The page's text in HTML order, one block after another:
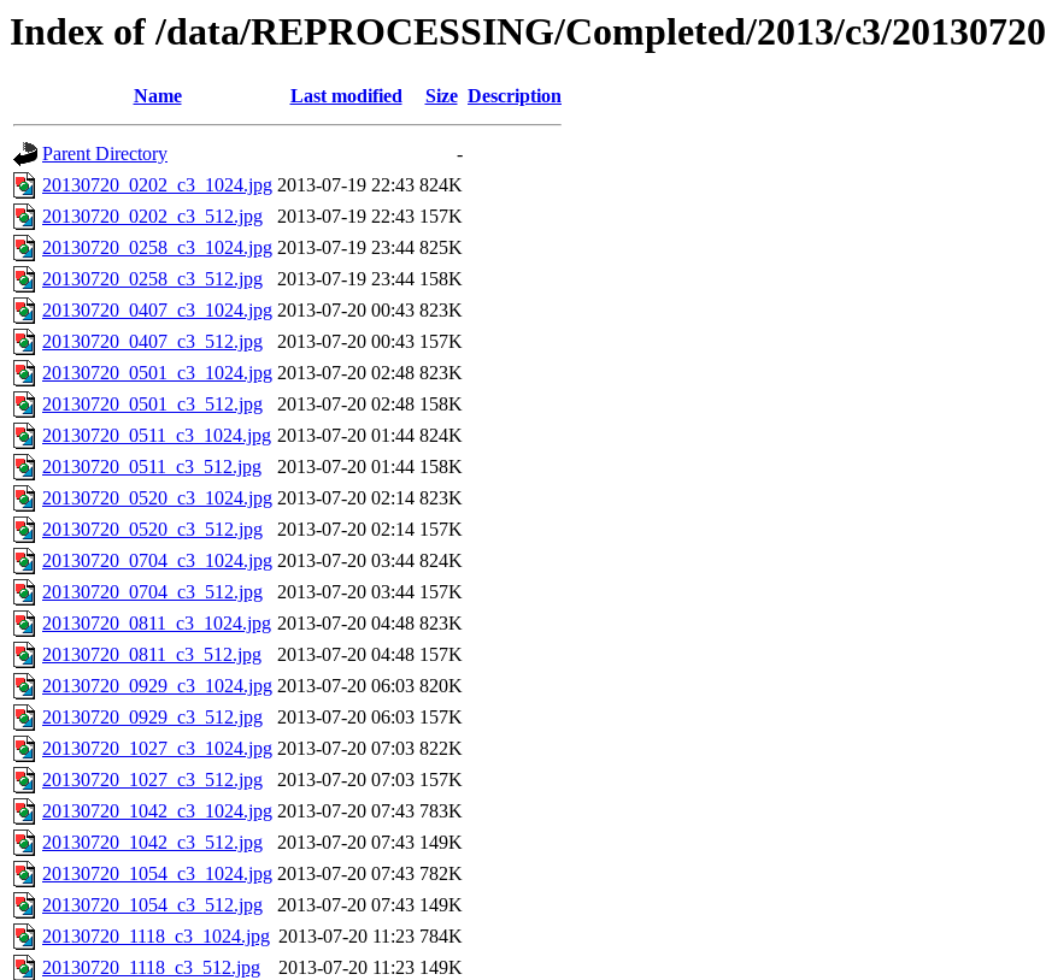
Index of /data/REPROCESSING/Completed/2013/c3/20130720
Name Last modified Size Description
Parent Directory
-
20130720_0202_c3_1024.jpg 2013-07-19 22:43 824K
20130720_0202_c3_512.jpg
2013-07-19 22:43 157K
20130720_0258_c3_1024.jpg 2013-07-19 23:44 825K
20130720_0258_c3_512.jpg
2013-07-19 23:44 158K
20130720_0407_c3_1024.jpg 2013-07-20 00:43 823K
20130720_0407_c3_512.jpg
2013-07-20 00:43 157K
20130720_0501_c3_1024.jpg 2013-07-20 02:48 823K
20130720_0501_c3_512.jpg
2013-07-20 02:48 158K
20130720_0511_c3_1024.jpg 2013-07-20 01:44 824K
20130720_0511_c3_512.jpg
2013-07-20 01:44 158K
20130720_0520_c3_1024.jpg 2013-07-20 02:14 823K
20130720_0520_c3_512.jpg
2013-07-20 02:14 157K
20130720_0704_c3_1024.jpg 2013-07-20 03:44 824K
20130720_0704_c3_512.jpg
2013-07-20 03:44 157K
20130720_0811_c3_1024.jpg 2013-07-20 04:48 823K
20130720_0811_c3_512.jpg
2013-07-20 04:48 157K
20130720_0929_c3_1024.jpg 2013-07-20 06:03 820K
20130720_0929_c3_512.jpg
2013-07-20 06:03 157K
20130720_1027_c3_1024.jpg 2013-07-20 07:03 822K
20130720_1027_c3_512.jpg
2013-07-20 07:03 157K
20130720_1042_c3_1024.jpg 2013-07-20 07:43 783K
20130720_1042_c3_512.jpg
2013-07-20 07:43 149K
20130720_1054_c3_1024.jpg 2013-07-20 07:43 782K
20130720_1054_c3_512.jpg
2013-07-20 07:43 149K
20130720_1118_c3_1024.jpg 2013-07-20 11:23 784K
20130720_1118_c3_512.jpg
2013-07-20 11:23 149K